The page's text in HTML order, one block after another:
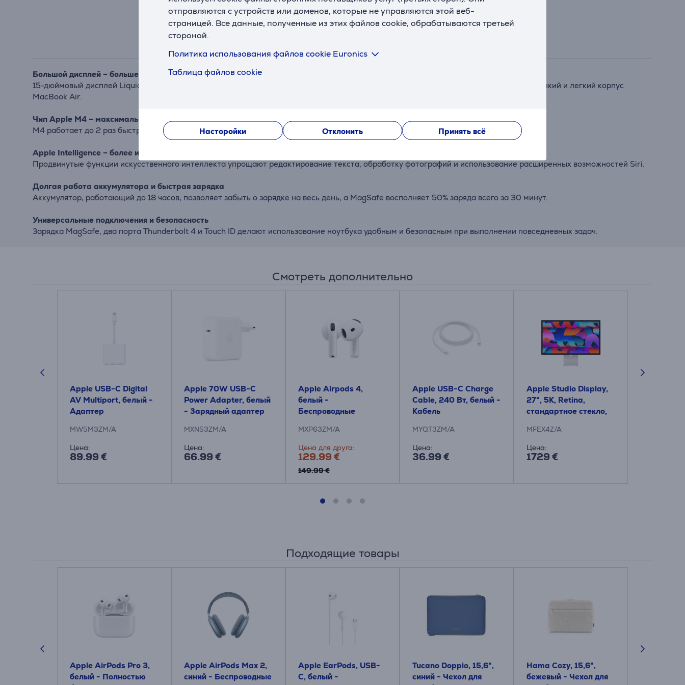
отправляются с устройств или доменов, которые не управляются этой веб-
страницей. Все данные, полученные из этих файлов cookie, обрабатываются третьей
стороной.
Политика использования файлов cookie Euronics
Таблица файлов cookie
Насторойки Отклонить Принять всё
Описание
Большой дисплей – больше возможностей
15-дюймовый дисплей Liquid Retina обеспечивает больше пространства для работы, развлечений и творчества, сохраняя при этом тонкий и легкий корпус
MacBook Air.
Чип Apple M4 – максимальная производительность
M4 работает до 2 раз быстрее, чем чип M1, позволяя легко справляться с многозадачностью и графической обработкой.
Apple Intelligence – более интеллектуаль
Продвинутые функции искусственного интеллекта упрощают редактирование текста, обработку фотографий и использование расширенных возможностей Siri.
Долгая работа аккумулятора и быстрая зарядка
Аккумулятор, работающий до 18 часов, позволяет забыть о зарядке на весь день, а MagSafe восполняет 50% заряда всего за 30 минут.
Универсальные подключения и безопасность
Зарядка MagSafe, два порта Thunderbolt 4 и Touch ID делают использование ноутбука удобным и безопасным при выполнении повседневных задач.
Смотреть дополнительно
Apple USB-C Digital
AV Multiport, белый -
Адаптер
MW5M3ZM/A
Цена:
89.99 €
Apple 70W USB-C
Power Adapter, белый
- Зарядный адаптер
MXN53ZM/A
Цена:
66.99 €
Apple Airpods 4,
белый -
Беспроводные
MXP63ZM/A
Цена для друга:
129.99 €
149.99 €
Apple USB-C Charge
Cable, 240 Вт, белый -
Кабель
MYQT3ZM/A
Цена:
36.99 €
Apple Studio Display,
27", 5K, Retina,
стандартное стекло,
подставка, серый -
Монитор
MFEX4Z/A
Цена:
1729 €
Подходящие товары
Apple AirPods Pro 3,
белый - Полностью
Apple AirPods Max 2,
синий - Беспроводные
Apple EarPods, USB-
C, белый -
Tucano Doppio, 15,6",
синий - Чехол для
Hama Cozy, 15,6",
бежевый - Чехол для